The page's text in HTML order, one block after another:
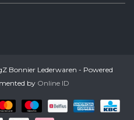
Bonnier Lederwaren - Powered
by Online ID